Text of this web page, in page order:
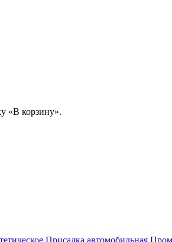
«В корзину».
Присадка автомобильная